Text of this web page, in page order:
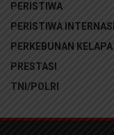
PERISTIWA
PERISTIWA
PERKEBUNAN
PRESTASI
TNI/POLRI